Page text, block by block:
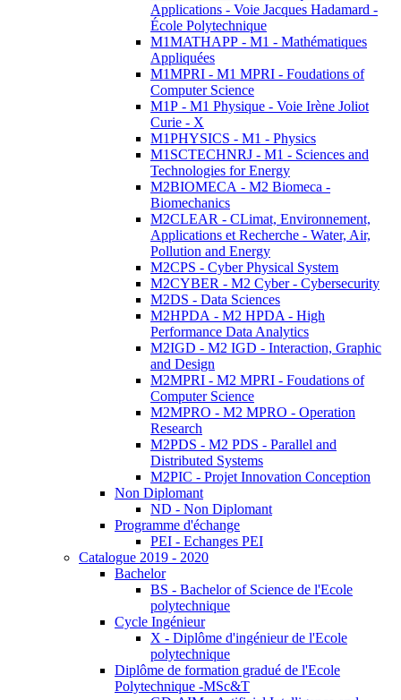
Applications - Voie Jacques Hadamard -
École Polytechnique
M1MATHAPP - M1 - Mathématiques
Appliquées
M1MPRI - M1 MPRI - Foudations of
Computer Science
M1P - M1 Physique - Voie Irène Joliot
Curie - X
M1PHYSICS - M1 - Physics
M1SCTECHNRJ - M1 - Sciences and
Technologies for Energy
M2BIOMECA - M2 Biomeca -
Biomechanics
M2CLEAR - CLimat, Environnement,
Applications et Recherche - Water, Air,
Pollution and Energy
M2CPS - Cyber Physical System
M2CYBER - M2 Cyber - Cybersecurity
M2DS - Data Sciences
M2HPDA - M2 HPDA - High
Performance Data Analytics
M2IGD - M2 IGD - Interaction, Graphic
and Design
M2MPRI - M2 MPRI - Foudations of
Computer Science
M2MPRO - M2 MPRO - Operation
Research
M2PDS - M2 PDS - Parallel and
Distributed Systems
M2PIC - Projet Innovation Conception
Non Diplomant
ND - Non Diplomant
Programme d'échange
PEI - Echanges PEI
Catalogue 2019 - 2020
Bachelor
BS - Bachelor of Science de l'Ecole
polytechnique
Cycle Ingénieur
X - Diplôme d'ingénieur de l'Ecole
polytechnique
Diplôme de formation gradué de l'Ecole
Polytechnique -MSc&T